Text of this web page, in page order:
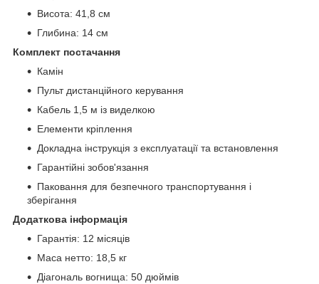
Висота: 41,8 см
Глибина: 14 см
Комплект постачання
Камін
Пульт дистанційного керування
Кабель 1,5 м із виделкою
Елементи кріплення
Докладна інструкція з експлуатації та встановлення
Гарантійні зобов'язання
Паковання для безпечного транспортування і
зберігання
Додаткова інформація
Гарантія: 12 місяців
Маса нетто: 18,5 кг
Діагональ вогнища: 50 дюймів